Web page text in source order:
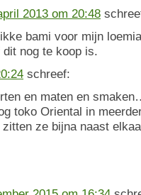
2013 om 20:48
bami voor mijn
nog te koop is.
schreef:
en maten en
toko Oriental in
ze bijna naast